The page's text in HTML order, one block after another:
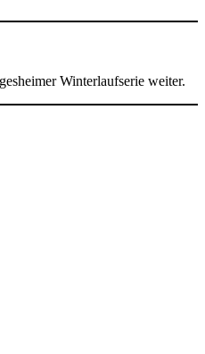
Winterlaufserie weiter.